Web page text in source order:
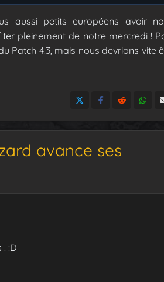
aussi petits européens avoir
pleinement de notre mercredi !
Patch 4.3, mais nous devrions vite
avance ses
:D